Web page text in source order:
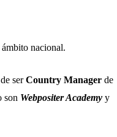
nacional.
serCountry Manager de
son Webpositer Academy y